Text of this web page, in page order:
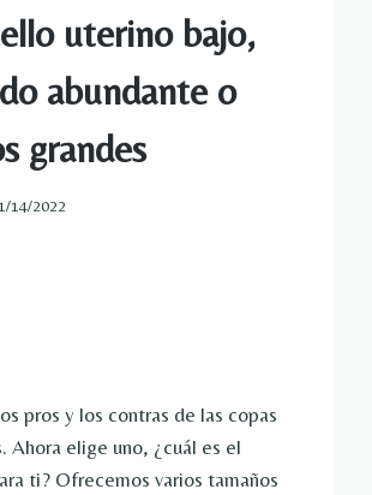
uterino bajo,
abundante o
grandes
14/2022
pros y los contras de las copas
Ahora elige uno, ¿cuál es el
ti? Ofrecemos varios tamaños